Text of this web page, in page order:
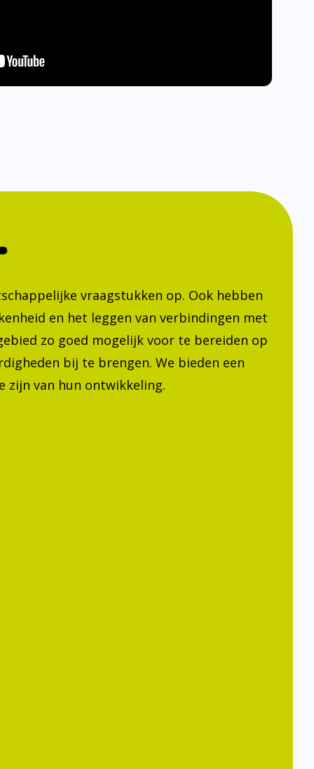
vraagstukken op. Ook hebben
en het leggen van verbindingen met
zo goed mogelijk voor te bereiden op
bij te brengen. We bieden een
zijn van hun ontwikkeling.